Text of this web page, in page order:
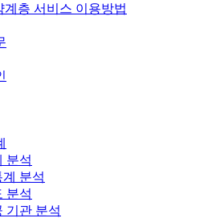
계층 서비스 이용방법
분석
분석
분석
기관 분석